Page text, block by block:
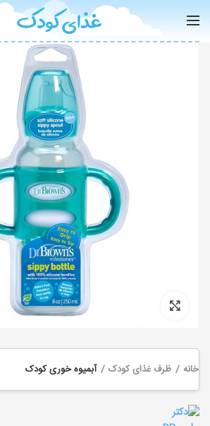
خانه ظرف غذای کودک آبمیوه خوری کودک